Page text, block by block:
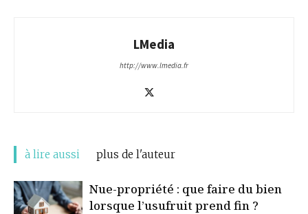
LMedia
http://www.lmedia.fr
à lire aussi plus de l'auteur
Nue-propriété : que faire du bien
lorsque l’usufruit prend fin ?